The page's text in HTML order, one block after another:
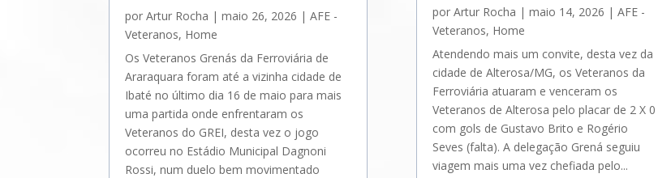
porArtur Rocha |maio 26, 2026 |AFE -
Veteranos, Home
Os Veteranos Grenás da Ferroviária de
Araraquara foram até a vizinha cidade de
Ibaté no último dia 16 de maio para mais
uma partida onde enfrentaram os
Veteranos do GREI, desta vez o jogo
ocorreu no Estádio Municipal Dagnoni
Rossi, num duelo bem movimentado
por Artur Rocha | maio 14, 2026 | AFE -
Veteranos, Home
Atendendo mais um convite, desta vez da
cidade de Alterosa/MG, os Veteranos da
Ferroviária atuaram e venceram os
Veteranos de Alterosa pelo placar de 2 X 0
com gols de Gustavo Brito e Rogério
Seves (falta). A delegação Grená seguiu
viagem mais uma vez chefiada pelo...